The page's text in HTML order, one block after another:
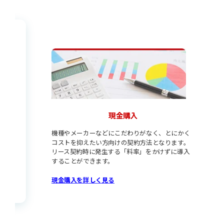
現金購入
機種やメーカーなどにこだわりがなく、とにかく
コストを抑えたい方向けの契約方法となります。
リース契約時に発生する「料率」をかけずに導入
することができます。